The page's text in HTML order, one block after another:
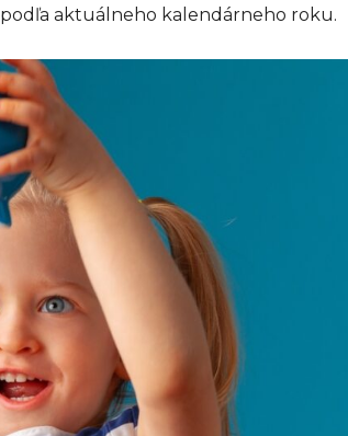
podľa aktuálneho kalendárneho roku.